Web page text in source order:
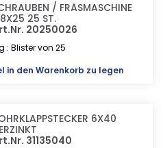
/ FRÄSMASCHINE
25 ST.
20250026
: Blister von 25
in den Warenkorb zu legen
6X40
31135040